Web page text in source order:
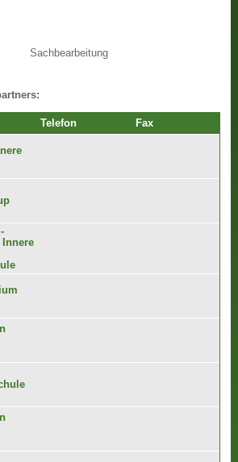
Sachbearbeitung
Telefon Fax
Innere